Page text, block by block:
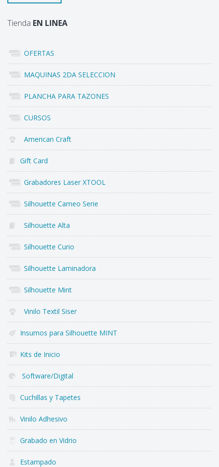
Tienda EN LINEA
OFERTAS
MAQUINAS 2DA SELECCION
PLANCHA PARA TAZONES
CURSOS
American Craft
Gift Card
Grabadores Laser XTOOL
Silhouette Cameo Serie
Silhouette Alta
Silhouette Curio
Silhouette Laminadora
Silhouette Mint
Vinilo Textil Siser
Insumos para Silhouette MINT
Kits de Inicio
Software/Digital
Cuchillas y Tapetes
Vinilo Adhesivo
Grabado en Vidrio
Estampado